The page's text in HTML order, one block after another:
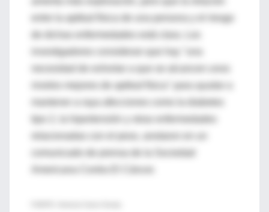
entre la aptitud física de una persona y el riesgo
investigadores consideran que hay "una
niveles mejores de aptitud física" para ayudar a